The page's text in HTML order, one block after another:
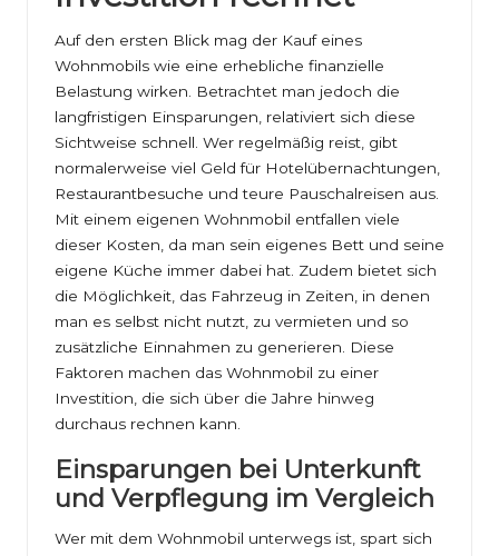
Auf den ersten Blick mag der Kauf eines
Wohnmobils wie eine erhebliche finanzielle
Belastung wirken. Betrachtet man jedoch die
langfristigen Einsparungen, relativiert sich diese
Sichtweise schnell. Wer regelmäßig reist, gibt
normalerweise viel Geld für Hotelübernachtungen,
Restaurantbesuche und teure Pauschalreisen aus.
Mit einem eigenen Wohnmobil entfallen viele
dieser Kosten, da man sein eigenes Bett und seine
eigene Küche immer dabei hat. Zudem bietet sich
die Möglichkeit, das Fahrzeug in Zeiten, in denen
man es selbst nicht nutzt, zu vermieten und so
zusätzliche Einnahmen zu generieren. Diese
Faktoren machen das Wohnmobil zu einer
Investition, die sich über die Jahre hinweg
durchaus rechnen kann.
Einsparungen bei Unterkunft
und Verpflegung im Vergleich
Wer mit dem Wohnmobil unterwegs ist, spart sich